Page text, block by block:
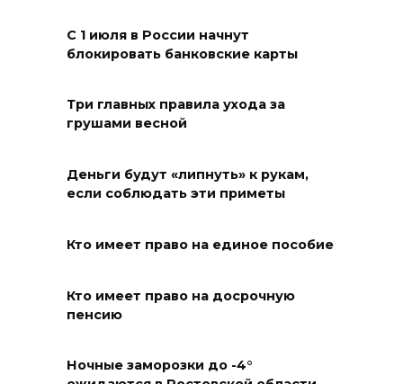
06 августа 2026 18:27
Андрей Фатеев: Театр Чехова
в Таганроге откроет 200-й
06 августа 2026 18:27
Наблюдатели готовятся к
06 августа 2026 18:25
пострадавшим при атаке
С 1 июля в России начнут
блокировать банковские карты
Три главных правила ухода за
грушами весной
Деньги будут «липнуть» к рукам,
если соблюдать эти приметы
Кто имеет право на единое пособие
Кто имеет право на досрочную
пенсию
Ночные заморозки до -4°